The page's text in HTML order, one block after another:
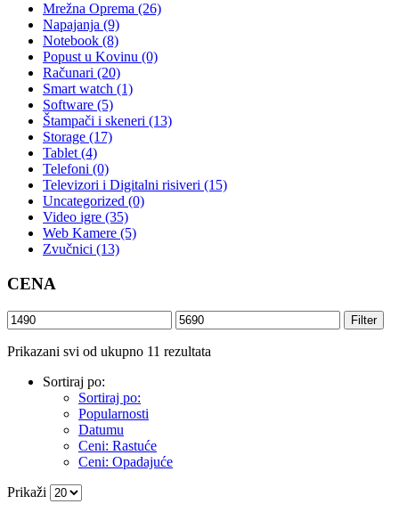
Mrežna Oprema (26)
Napajanja (9)
Notebook (8)
Popust u Kovinu (0)
Računari (20)
Smart watch (1)
Software (5)
Štampači i skeneri (13)
Storage (17)
Tablet (4)
Telefoni (0)
Televizori i Digitalni risiveri (15)
Uncategorized (0)
Video igre (35)
Web Kamere (5)
Zvučnici (13)
CENA
Filter
Prikazani svi od ukupno 11 rezultata
Sortiraj po:
Sortiraj po:
Popularnosti
Datumu
Ceni: Rastuće
Ceni: Opadajuće
Prikaži